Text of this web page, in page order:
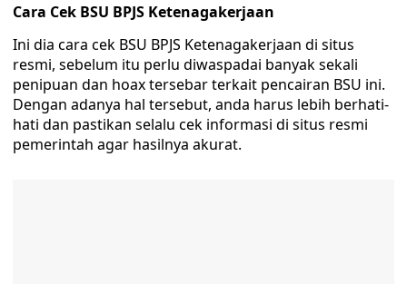
Cara Cek BSU BPJS Ketenagakerjaan
Ini dia cara cek BSU BPJS Ketenagakerjaan di situs
resmi, sebelum itu perlu diwaspadai banyak sekali
penipuan dan hoax tersebar terkait pencairan BSU ini.
Dengan adanya hal tersebut, anda harus lebih berhati-
hati dan pastikan selalu cek informasi di situs resmi
pemerintah agar hasilnya akurat.